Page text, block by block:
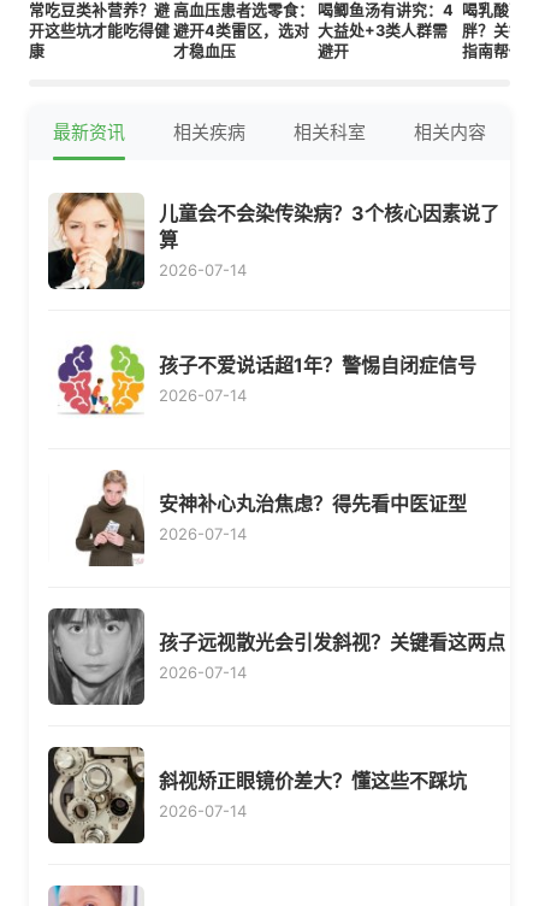
常吃豆类补营养？避
开这些坑才能吃得健
康
高血压患者选零食：
避开4类雷区，选对
才稳血压
喝鲫鱼汤有讲究：4
大益处+3类人群需
避开
喝乳酸菌
胖？关键
指南帮你
最新资讯 相关疾病 相关科室 相关内容
儿童会不会染传染病？3个核心因素说了
算
2026-07-14
孩子不爱说话超1年？警惕自闭症信号
2026-07-14
安神补心丸治焦虑？得先看中医证型
2026-07-14
孩子远视散光会引发斜视？关键看这两点
2026-07-14
斜视矫正眼镜价差大？懂这些不踩坑
2026-07-14